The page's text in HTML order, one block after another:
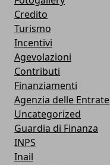
Credito
Turismo
Incentivi
Agevolazioni
Contributi
Finanziamenti
Agenzia delle Entrate
Uncategorized
Guardia di Finanza
INPS
Inail